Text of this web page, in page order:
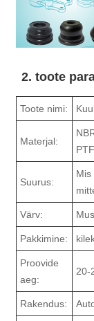
2. toote
Toote nimi:
Materjal:
Suurus:
Mis
Värv:
Pakkimine:
Proovide
aeg:
20-
Rakendus: